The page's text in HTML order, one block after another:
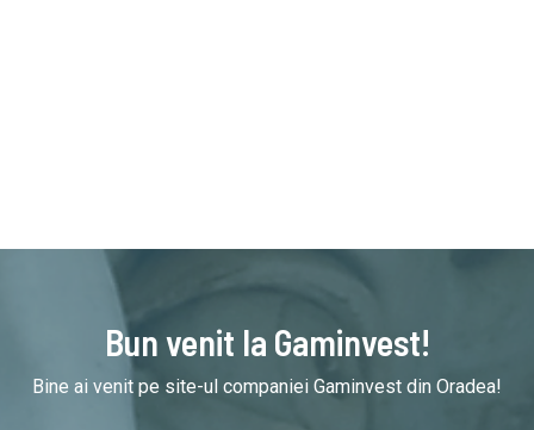
Bun venit la Gaminvest!
Bine ai venit pe site-ul companiei Gaminvest din Oradea!